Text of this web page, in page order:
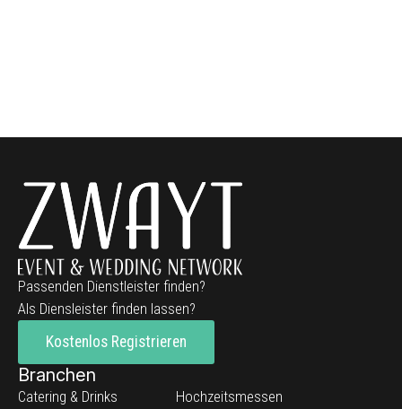
Passenden Dienstleister finden?
Als Diensleister finden lassen?
Kostenlos Registrieren
Branchen
Catering & Drinks Hochzeitsmessen